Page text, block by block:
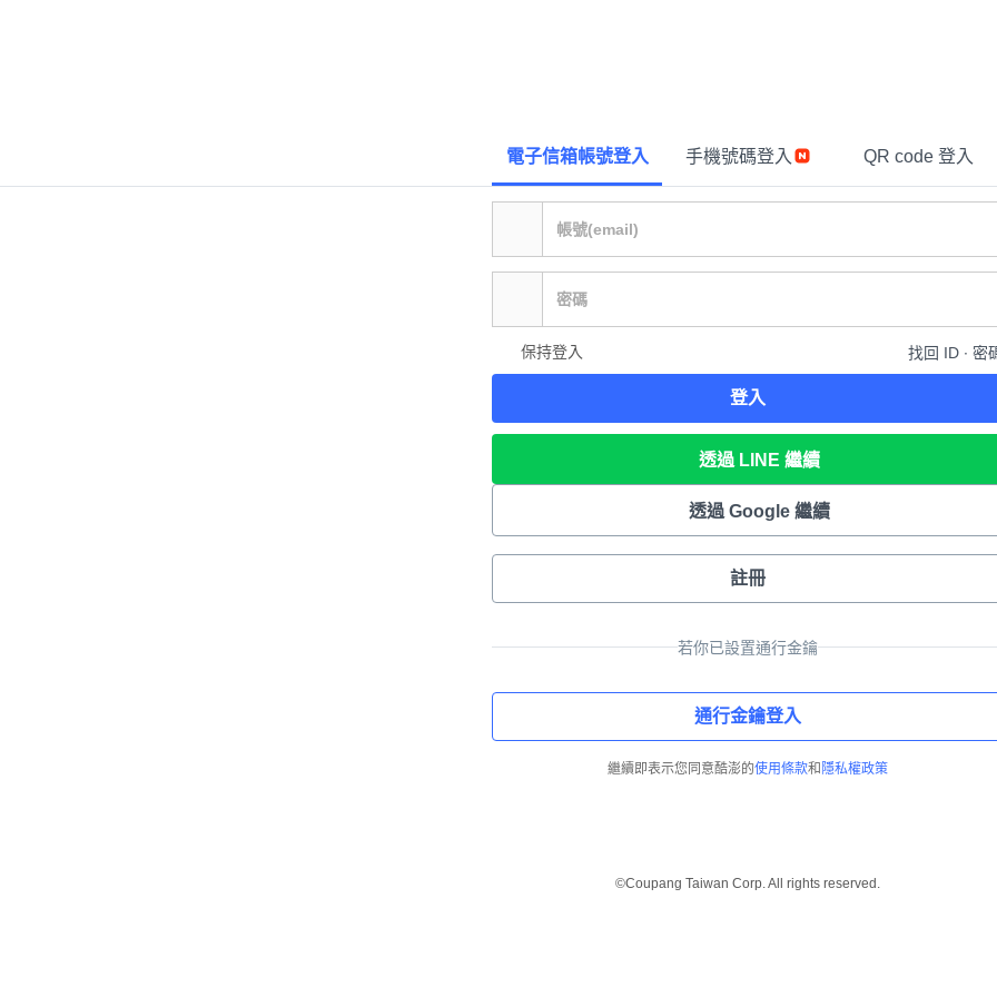
電子信箱帳號登入 手機號碼登入 QR code 登入
保持登入 找回 ID ∙ 密
登入
透過 LINE 繼續
透過 Google 繼續
註冊
若你已設置通行金鑰
通行金鑰登入
繼續即表示您同意酷澎的使用條款和 隱私權政策
©Coupang Taiwan Corp. All rights reserved.